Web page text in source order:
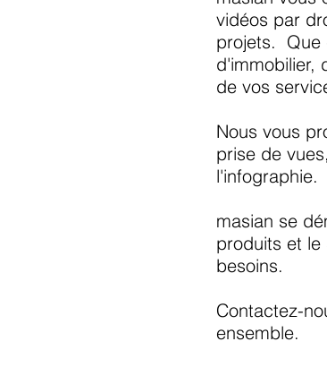
vidéos par
projets. Que
d'immobilier,
de vos
Nous vous
prise de
l'infographie.
masian se
produits et
besoins.
Contactez-
ensemble.